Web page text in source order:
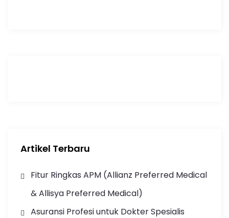
Artikel Terbaru
Fitur Ringkas APM (Allianz Preferred Medical
& Allisya Preferred Medical)
Asuransi Profesi untuk Dokter Spesialis